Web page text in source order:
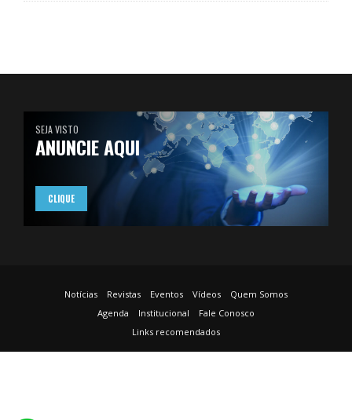
SEJA VISTO
ANUNCIE AQUI
CLIQUE
Notícias Revistas Eventos Vídeos
Quem Somos
Agenda
Institucional
Fale Conosco
Links recomendados